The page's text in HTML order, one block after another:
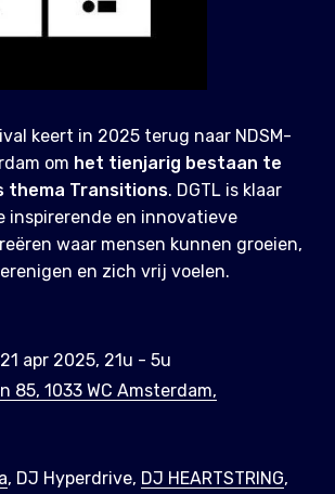
keert in 2025 terug naar NDSM-
om het tienjarig bestaan te
thema Transitions. DGTL is klaar
inspirerende en innovatieve
waar mensen kunnen groeien,
en zich vrij voelen.
apr 2025, 21u - 5u
85, 1033 WC Amsterdam,
, DJ Hyperdrive, DJ HEARTSTRING,